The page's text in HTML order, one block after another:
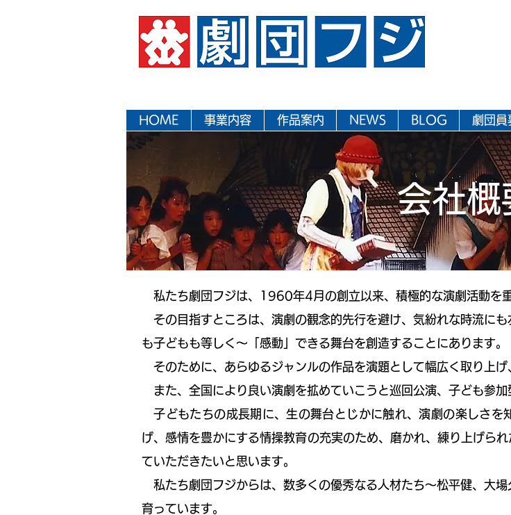
HOME 事業内容 作品案内 NEWS BLOG 劇団員
会社概
私たち劇団フジは、1960年4月の創立以来、積極的な演劇活動を重
その目指すところは、演劇の観念的先行を避け、気紛れな時流に
も子どもも等しく〜「感動」できる舞台を創造することにあります。
そのために、あらゆるジャンルの作品を演題として幅広く取り上げ
また、全国により良い演劇を拡めていこうと巡回公演、子ども参加
子どもたちの成長期に、生の舞台とじかに触れ、演劇の楽しさを
げ、感情を豊かにする情操教育の充実のため、磨かれ、練り上げら
ていただきたいと思います。
私たち劇団フジからは、数多くの優秀なる人材たち〜松平健、大
育っています。